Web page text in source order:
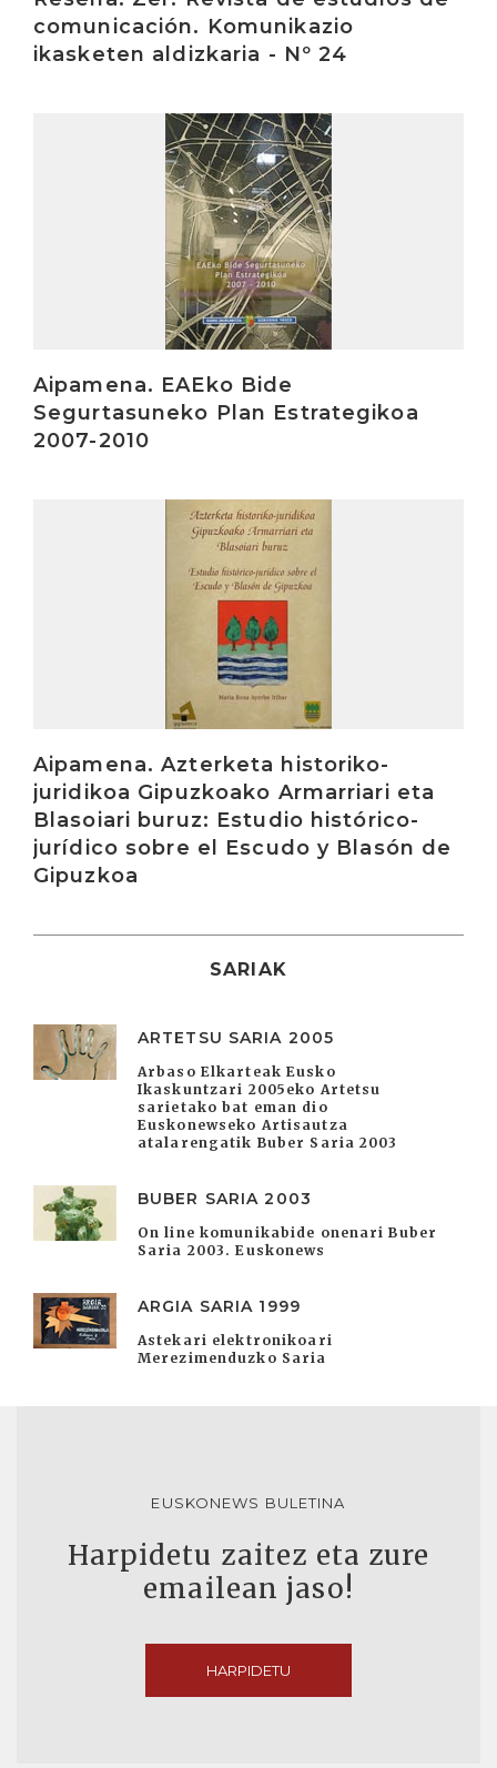
comunicación. Komunikazio
ikasketen aldizkaria - Nº 24
Aipamena. EAEko Bide
Segurtasuneko Plan Estrategikoa
2007-2010
Aipamena. Azterketa historiko-
juridikoa Gipuzkoako Armarriari eta
Blasoiari buruz: Estudio histórico-
jurídico sobre el Escudo y Blasón de
Gipuzkoa
SARIAK
ARTETSU SARIA 2005
Arbaso Elkarteak Eusko
Ikaskuntzari 2005eko Artetsu
sarietako bat eman dio
Euskonewseko Artisautza
atalarengatik Buber Saria 2003
BUBER SARIA 2003
On line komunikabide onenari Buber
Saria 2003. Euskonews
ARGIA SARIA 1999
Astekari elektronikoari
Merezimenduzko Saria
EUSKONEWS BULETINA
Harpidetu zaitez eta zure
emailean jaso!
HARPIDETU